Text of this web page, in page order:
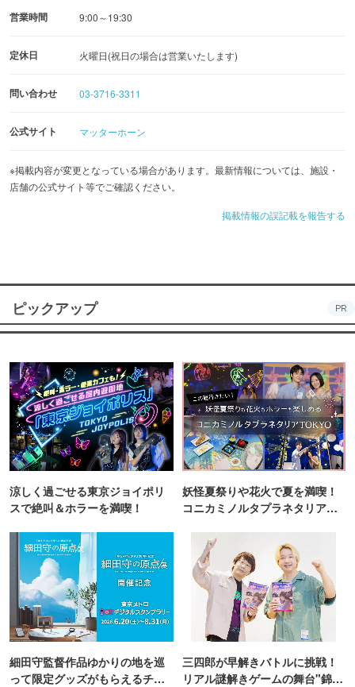
営業時間 9:00～19:30
定休日 火曜日(祝日の場合は営業いたします)
問い合わせ 03-3716-3311
公式サイト マッターホーン
※掲載内容が変更となっている場合があります。最新情報については、施設・
店舗の公式サイト等でご確認ください。
掲載情報の誤記載を報告する
ピックアップ PR
涼しく過ごせる東京ジョイポリ
スで絶叫＆ホラーを満喫！
妖怪夏祭りや花火で夏を満喫！
コニカミノルタプラネタリア
細田守監督作品ゆかりの地を巡
って限定グッズがもらえるチャ
三四郎が早解きバトルに挑戦！
リアル謎解きゲームの舞台"錦糸